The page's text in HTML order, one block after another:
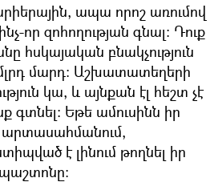
ապա որոշ առումով
որ զոհողության գնալ: Դուք
հսկայական բնակչություն
մլրդ մարդ: Աշխատատեղերի
կա, և այնքան էլ հեշտ չէ
Եթե ամուսինն իր
արտասահմանում,
է լինում թողնել իր